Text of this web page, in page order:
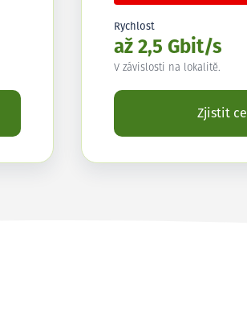
Rychlost
až 2,5 Gbit/s
V závislosti na lokalitě.
Zjistit